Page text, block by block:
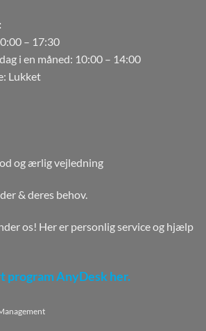
– 17:30
i en måned: 10:00 – 14:00
Lukket
og ærlig vejledning
& deres behov.
os! Her er personlig service og hjælp
program AnyDesk her.